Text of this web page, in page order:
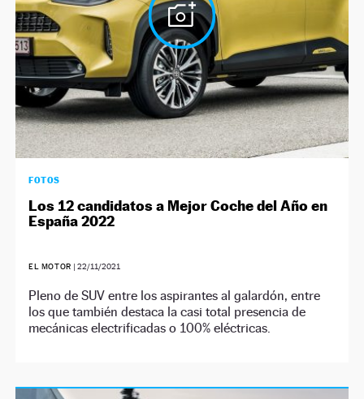
FOTOS
Los 12 candidatos a Mejor Coche del Año en
España 2022
EL MOTOR | 22/11/2021
Pleno de SUV entre los aspirantes al galardón, entre
los que también destaca la casi total presencia de
mecánicas electrificadas o 100% eléctricas.